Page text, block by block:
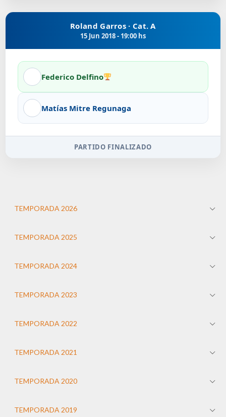
Roland Garros · Cat. A
15 Jun 2018 - 19:00 hs
Federico Delfino
Matías Mitre Regunaga
PARTIDO FINALIZADO
TEMPORADA 2026
TEMPORADA 2025
TEMPORADA 2024
TEMPORADA 2023
TEMPORADA 2022
TEMPORADA 2021
TEMPORADA 2020
TEMPORADA 2019